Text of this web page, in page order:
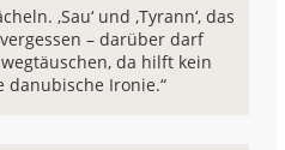
‚Sau‘ und ‚Tyrann‘, das
– darüber darf
da hilft kein
danubische Ironie.“